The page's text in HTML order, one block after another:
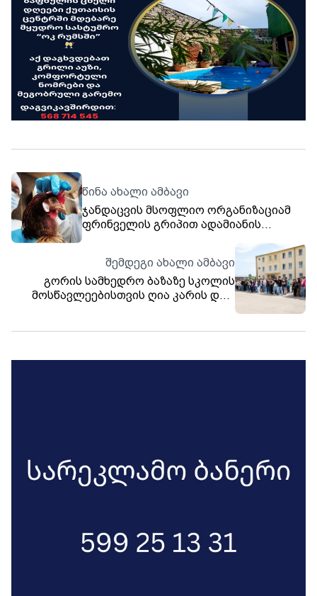
წინა ახალი ამბავი
ჯანდაცვის მსოფლიო ორგანიზაციამ
ფრინველის გრიპით ადამიანის
შემდეგი ახალი ამბავი
გორის სამხედრო ბაზაზე სკოლის
მოსწავლეებისთვის ღია კარის დღე